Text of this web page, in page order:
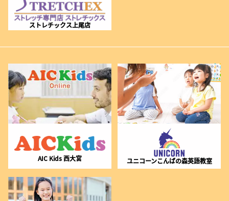
ストレチックス上尾店
AIC Kids 西大宮 ユニコーンこんばの森英語教室